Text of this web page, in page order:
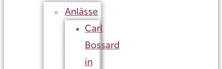
Anlässe
Carl
Bossard
in